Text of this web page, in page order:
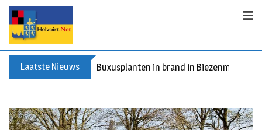
Laatste Nieuws Buxusplanten in brand in Biezenmortel,